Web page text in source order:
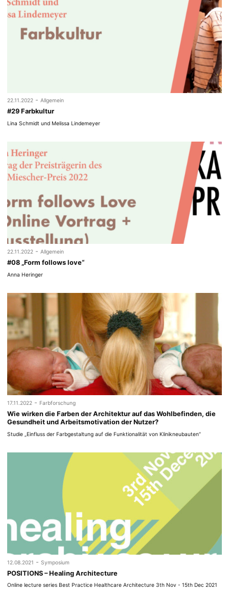
22.11.2022 - Allgemein
#29 Farbkultur
Lina Schmidt und Melissa Lindemeyer
22.11.2022 - Allgemein
#08 „Form follows love“
Anna Heringer
17.11.2022 - Farbforschung
Wie wirken die Farben der Architektur auf das Wohlbefinden, die
Gesundheit und Arbeitsmotivation der Nutzer?
Studie „Einfluss der Farbgestaltung auf die Funktionalität von Klinikneubauten“
12.08.2021 - Symposium
POSITIONS – Healing Architecture
Online lecture series Best Practice Healthcare Architecture 3th Nov - 15th Dec 2021